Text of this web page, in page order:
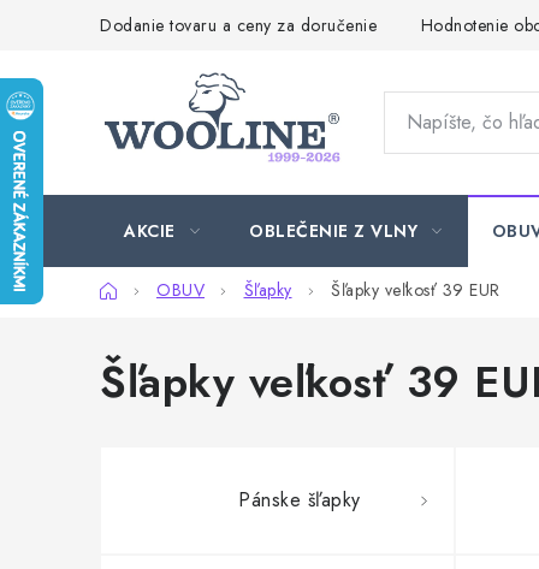
Dodanie tovaru a ceny za doručenie Hodnotenie
AKCIE OBLEČENIE Z VLNY
DomovOBUV Šľapky Šľapky veľkosť 39 EUR
Šľapky veľkosť 39
Pánske šľapky